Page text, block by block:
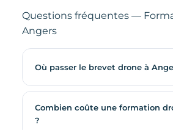
Questions fréquentes —
Angers
Où passer le brevet drone à
Combien coûte une formation
?